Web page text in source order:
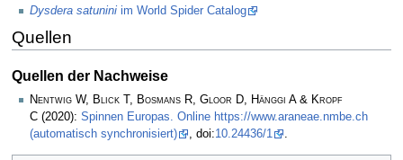
Dysdera satunini im World Spider Catalog
Quellen
Quellen der Nachweise
Nentwig W, Blick T, Bosmans R, Gloor D, Hänggi A & Kropf
C (2020): Spinnen Europas. Online https://www.araneae.nmbe.ch
(automatisch synchronisiert)
, doi:10.24436/1 .